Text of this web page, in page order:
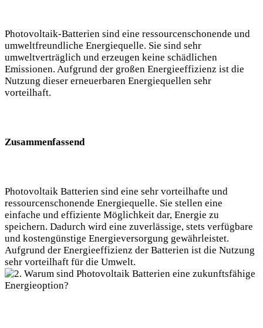
Photovoltaik-Batterien sind eine ressourcenschonende und
umweltfreundliche Energiequelle. Sie sind sehr
umweltverträglich und erzeugen keine schädlichen
Emissionen. Aufgrund der großen Energieeffizienz ist die
Nutzung dieser erneuerbaren Energiequellen sehr
vorteilhaft.
Zusammenfassend
Photovoltaik Batterien sind eine sehr vorteilhafte und
ressourcenschonende Energiequelle. Sie stellen eine
einfache und effiziente Möglichkeit dar, Energie zu
speichern. Dadurch wird eine zuverlässige, stets verfügbare
und kostengünstige Energieversorgung gewährleistet.
Aufgrund der Energieeffizienz der Batterien ist die Nutzung
sehr vorteilhaft für die Umwelt.